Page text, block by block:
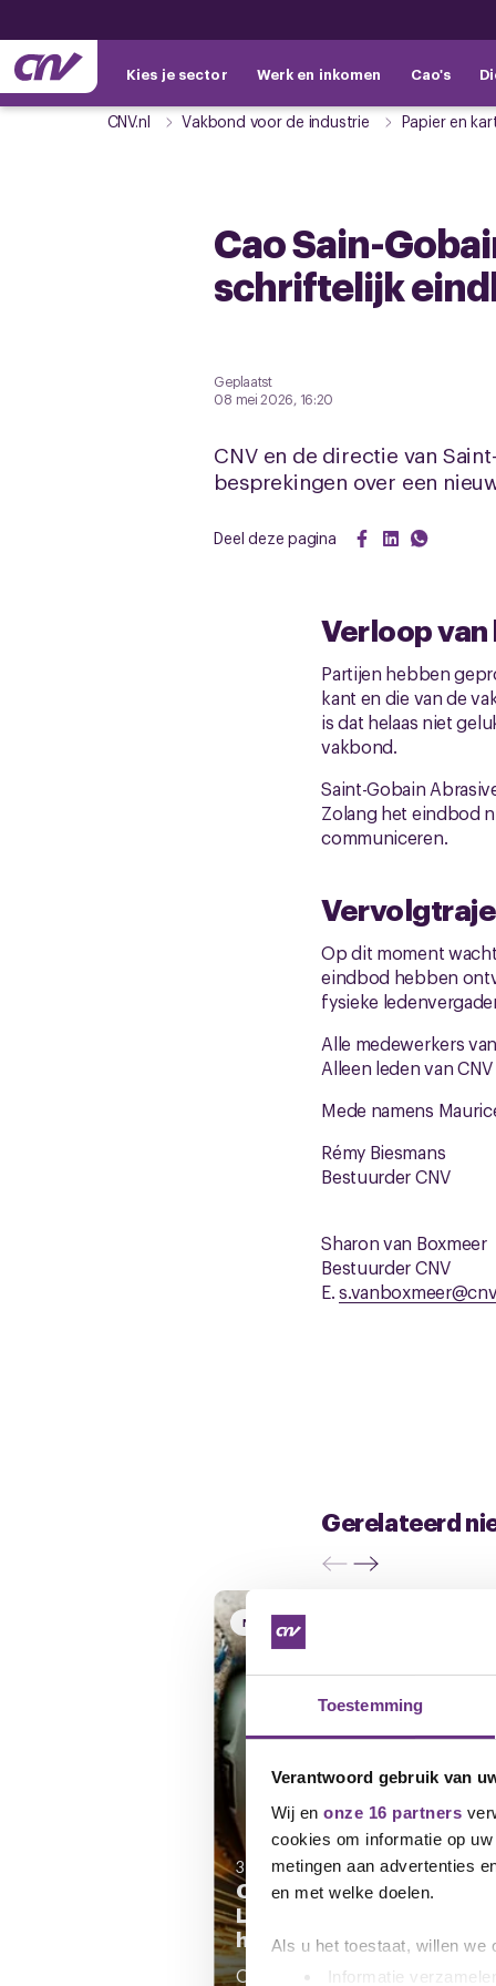
Toestemming
Verantwoord gebruik van
Wij en onze 16 partners
cookies om informatie op
metingen aan advertenties
en met welke doelen.
Als u het toestaat, willen we
Informatie
Kies je sector Werk en inkomen Cao's
CNV.nl Vakbond voor de industrie Papier en
Cao Sain-
schriftelijk
Geplaatst
08 mei 2026, 16:20
CNV en de directie van
besprekingen over een
Deel deze pagina
Verloop
Partijen hebben
kant en die van de
is dat helaas niet
vakbond.
Saint-Gobain
Zolang het eindbod
communiceren.
Op dit moment
eindbod hebben
fysieke
Alle medewerkers
Alleen leden van
Mede namens
Rémy Biesmans
Bestuurder CNV
Sharon van Boxmeer
Bestuurder CNV
E.
Gerelateerd
NIEUWS
3 juli 2026
Cao Saint-Gobain
Leden CNV stemmen in
het verbeterd eindbod
Op donderdag 2 juli hebben wij